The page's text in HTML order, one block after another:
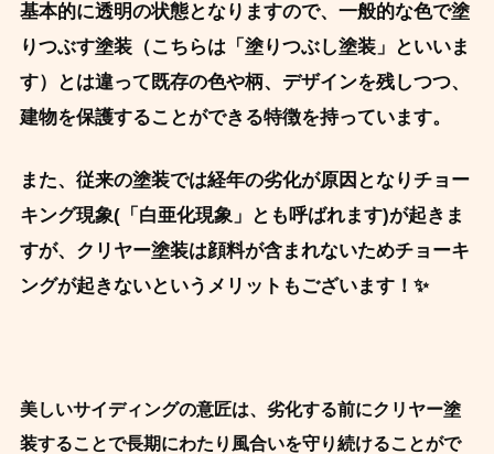
基本的に透明の状態となりますので、一般的な色で塗
りつぶす塗装（こちらは「塗りつぶし塗装」といいま
す）とは違って既存の色や柄、デザインを残しつつ、
建物を保護することができる特徴を持っています。
また、従来の塗装では経年の劣化が原因となりチョー
キング現象(「白亜化現象」とも呼ばれます)が起きま
すが、クリヤー塗装は顔料が含まれないためチョーキ
ングが起きないというメリットもございます！✨
美しいサイディングの意匠は、劣化する前にクリヤー塗
装することで長期にわたり風合いを守り続けることがで